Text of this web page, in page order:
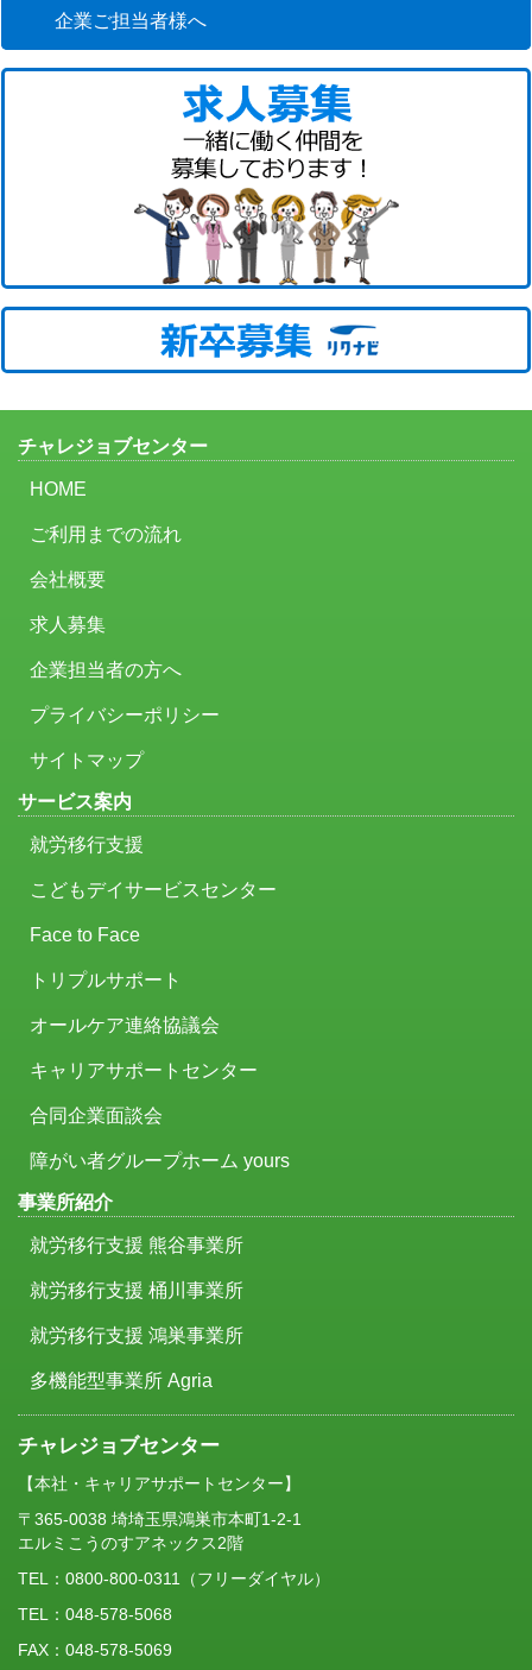
企業ご担当者様へ
チャレジョブセンター
HOME
ご利用までの流れ
会社概要
求人募集
企業担当者の方へ
プライバシーポリシー
サイトマップ
サービス案内
就労移行支援
こどもデイサービスセンター
Face to Face
トリプルサポート
オールケア連絡協議会
キャリアサポートセンター
合同企業面談会
障がい者グループホーム yours
事業所紹介
就労移行支援 熊谷事業所
就労移行支援 桶川事業所
就労移行支援 鴻巣事業所
多機能型事業所 Agria
チャレジョブセンター
【本社・キャリアサポートセンター】
〒365-0038 埼埼玉県鴻巣市本町1-2-1
エルミこうのすアネックス2階
TEL： 0800-800-0311
（フリーダイヤル）
TEL：048-578-5068
FAX：048-578-5069